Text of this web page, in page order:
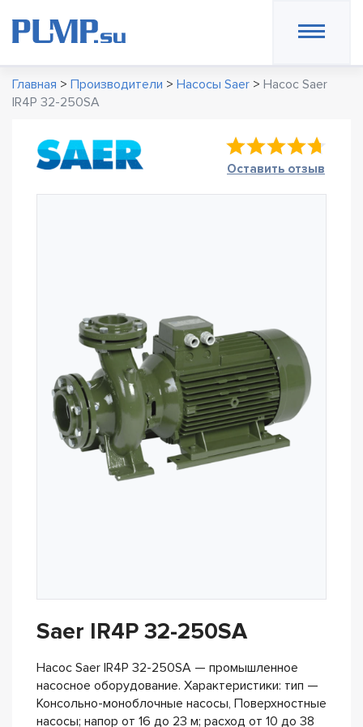
Главная > Производители > Насосы Saer > Насос Saer
IR4P 32-250SA
Оставить отзыв
Saer IR4P 32-250SA
Насос Saer IR4P 32-250SA — промышленное
насосное оборудование. Характеристики: тип —
Консольно-моноблочные насосы, Поверхностные
насосы; напор от 16 до 23 м; расход от 10 до 38